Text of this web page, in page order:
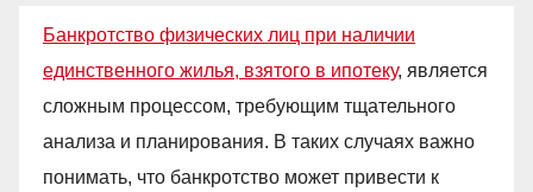
Банкротство физических лиц при наличии
единственного жилья, взятого в ипотеку, является
сложным процессом, требующим тщательного
анализа и планирования. В таких случаях важно
понимать, что банкротство может привести к